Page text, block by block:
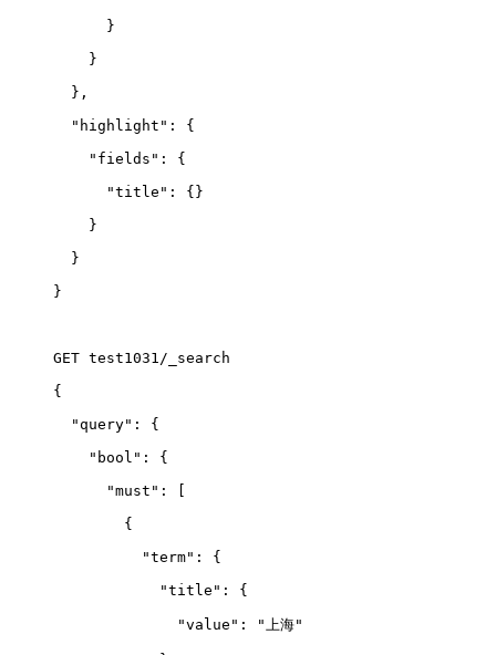
      }
    }
  },
  "highlight": {
    "fields": {
      "title": {}
    }
  }
}
GET test1031/_search
{
  "query": {
    "bool": {
      "must":
[
        {
          "term": {
            "title": {
              "value": "上海"